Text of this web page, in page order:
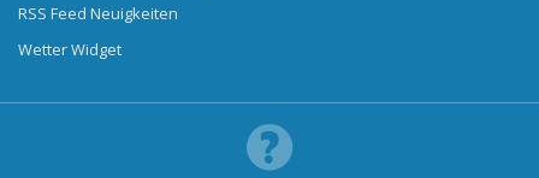
RSS Feed Neuigkeiten
Wetter Widget